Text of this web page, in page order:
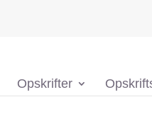
Opskrifter